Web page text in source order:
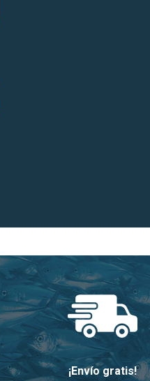
¡Envío gratis!